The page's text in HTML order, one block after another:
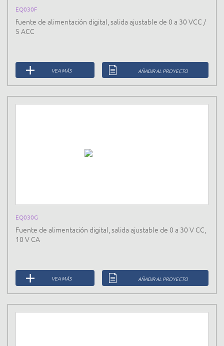
EQ030F
fuente de alimentación digital, salida ajustable de 0 a 30 VCC /
5 ACC
VEA MÁS AÑADIR AL PROYECTO
EQ030G
Fuente de alimentación digital, salida ajustable de 0 a 30 V CC,
10 V CA
VEA MÁS AÑADIR AL PROYECTO